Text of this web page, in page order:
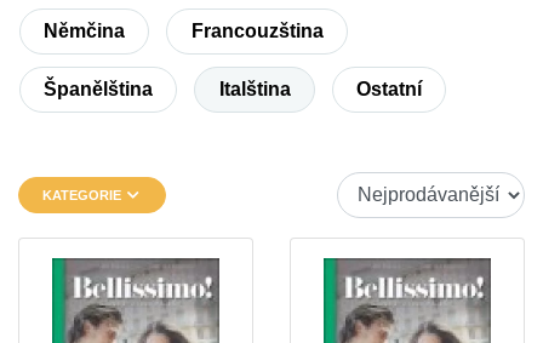
Němčina Francouzština
Španělština Italština Ostatní
KATEGORIE